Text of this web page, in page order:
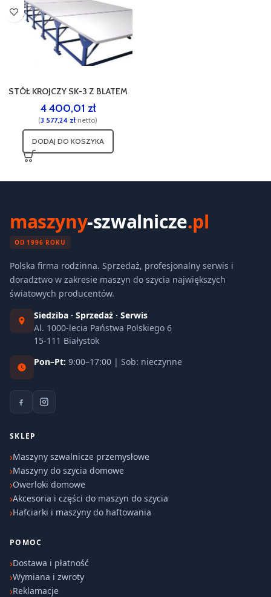
STÓŁ KROJCZY SK-3 Z BLATEM
DŁ. 2,8 M
4 400,01 zł
(3 577,24 zł netto)
DODAJ DO KOSZYKA
maszyny-szwalnicze.pl
OD 1996 ROKU
Polska firma rodzinna. Sprzedaż, profesjonalny serwis i
doradztwo w zakresie maszyn do szycia największych
światowych producentów.
Siedziba · Sprzedaż · Serwis
Al. 1000-lecia Państwa Polskiego 6
15-111 Białystok
Pon–Pt: 9:00–17:00 | Sob: nieczynne
SKLEP
Maszyny szwalnicze przemysłowe
Maszyny do szycia domowe
Owerloki domowe
Akcesoria i części do maszyn do szycia
Hafciarki i maszyny do haftowania
POMOC
Dostawa i płatność
Wymiana i zwroty
Reklamacje